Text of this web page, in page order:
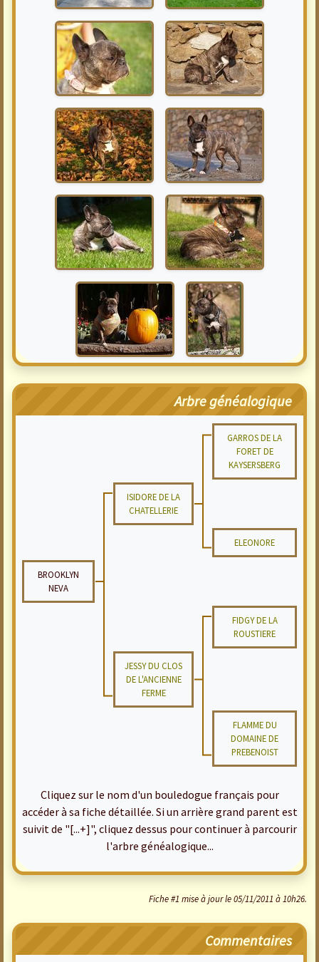
Arbre généalogique
GARROS DE LA
FORET DE
KAYSERSBERG
ISIDORE DE LA
CHATELLERIE
ELEONORE
BROOKLYN
NEVA
FIDGY DE LA
ROUSTIERE
JESSY DU CLOS
DE L'ANCIENNE
FERME
FLAMME DU
DOMAINE DE
PREBENOIST
Cliquez sur le nom d'un bouledogue français pour
accéder à sa fiche détaillée. Si un arrière grand parent est
suivit de "[...+]", cliquez dessus pour continuer à parcourir
l'arbre généalogique...
Fiche #1 mise à jour le 05/11/2011 à 10h26.
Commentaires